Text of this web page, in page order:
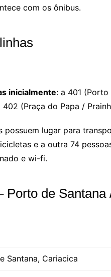
com os ônibus.
inicialmente: a 401 (Porto
402 (Praça do Papa /
possuem lugar para
e a outra 74
e wi-fi.
Porto de
Santana, Cariacica